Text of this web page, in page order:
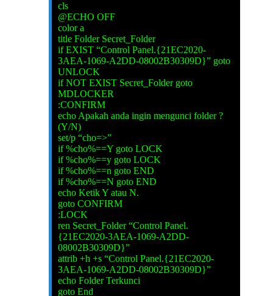
cls
@ECHO OFF
color a
title Folder Secret_Folder
if EXIST “Control Panel.{21EC2020-
3AEA-1069-A2DD-08002B30309D}” goto
UNLOCK
if NOT EXIST Secret_Folder goto
MDLOCKER
:CONFIRM
echo Apakah anda ingin mengunci folder ?
(Y/N)
set/p “cho=>”
if %cho%==Y goto LOCK
if %cho%==y goto LOCK
if %cho%==n goto END
if %cho%==N goto END
echo Ketik Y atau N.
goto CONFIRM
:LOCK
ren Secret_Folder “Control Panel.
{21EC2020-3AEA-1069-A2DD-
08002B30309D}”
attrib +h +s “Control Panel.{21EC2020-
3AEA-1069-A2DD-08002B30309D}”
echo Folder Terkunci
goto End